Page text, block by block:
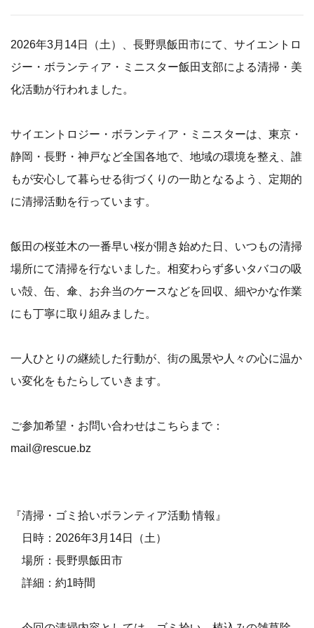
2026年3月14日（土）、長野県飯田市にて、サイエントロ
ジー・ボランティア・ミニスター飯田支部による清掃・美
化活動が行われました。
サイエントロジー・ボランティア・ミニスターは、東京・
静岡・長野・神戸など全国各地で、地域の環境を整え、誰
もが安心して暮らせる街づくりの一助となるよう、定期的
に清掃活動を行っています。
飯田の桜並木の一番早い桜が開き始めた日、いつもの清掃
場所にて清掃を行ないました。相変わらず多いタバコの吸
い殻、缶、傘、お弁当のケースなどを回収、細やかな作業
にも丁寧に取り組みました。
一人ひとりの継続した行動が、街の風景や人々の心に温か
い変化をもたらしていきます。
ご参加希望・お問い合わせはこちらまで：
mail@rescue.bz
『清掃・ゴミ拾いボランティア活動 情報』
日時：2026年3月14日（土）
場所：長野県飯田市
詳細：約1時間